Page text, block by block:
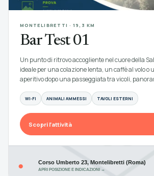
MONTELIBRETTI · 19,3 KM
Bar Test 01
Un punto di ritrovo accogliente nel cuore della
ideale per una colazione lenta, un caffè al volo o
aperitivo dopo una passeggiata tra vicoli,
WI‑FI ANIMALI AMMESSI TAVOLI ESTERNI
Scopri l’attività
● Corso Umberto 23, Montelibretti (Roma)
APRI POSIZIONE E INDICAZIONI →